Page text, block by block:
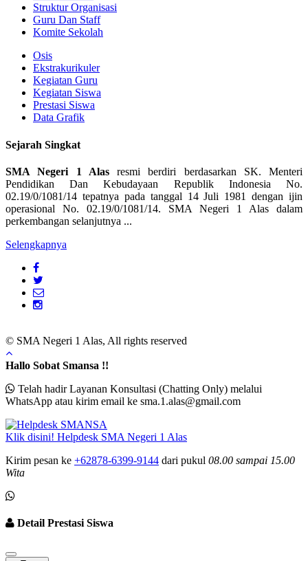
Struktur Organisasi
Guru Dan Staff
Komite Sekolah
Osis
Ekstrakurikuler
Kegiatan Guru
Kegiatan Siswa
Prestasi Siswa
Data Grafik
Sejarah Singkat
SMA Negeri 1 Alasresmi berdiri berdasarkan SK. Menteri
Pendidikan Dan Kebudayaan Republik Indonesia No.
02.19/0/1081/14 tepatnya pada tanggal 14 Juli 1981 dengan ijin
operasional No. 02.19/0/1081/14. SMA Negeri 1 Alas dalam
perkembangan selanjutnya ...
Selengkapnya
© SMA Negeri 1 Alas, All rights reserved
Hallo Sobat Smansa !!
Telah hadir Layanan Konsultasi (Chatting Only) melalui
WhatsApp atau kirim email ke sma.1.alas@gmail.com
Klik disini! Helpdesk SMA Negeri 1 Alas
Kirim pesan ke +62878-6399-9144 dari pukul 08.00 sampai 15.00
Wita
Detail Prestasi Siswa